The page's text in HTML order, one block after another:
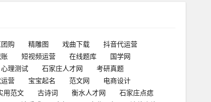
购 精雕图 戏曲下载
抖音代运营
短视频运营 在线题库
国学网
心理测试 石家庄人才网
考研真题
营 宝宝起名 范文网
电商设计
用范文 古诗词 衡水人才网
石家庄点痣